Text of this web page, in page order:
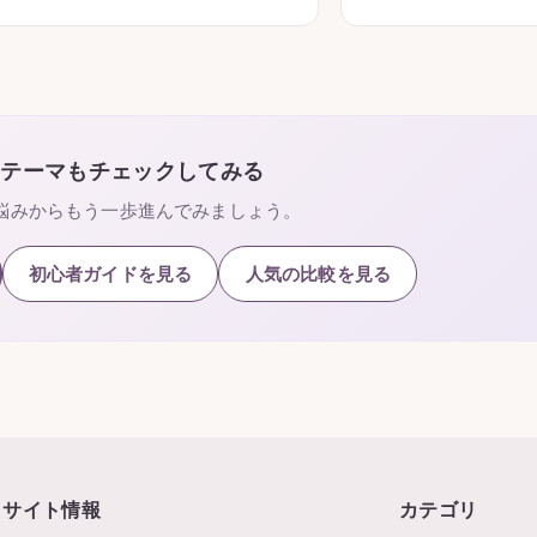
ーマもチェックしてみる
みからもう一歩進んでみましょう。
初心者ガイドを見る 人気の比較を見る
サイト情報 カテゴリ